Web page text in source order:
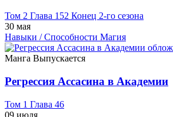
Том 2 Глава 152 Конец 2-го сезона
30 мая
Навыки / Способности Магия
Манга Выпускается
Регрессия Ассасина в Академии
Том 1 Глава 46
09 июля